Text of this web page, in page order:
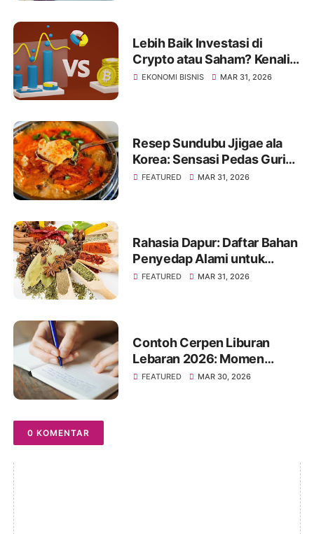
Lebih Baik Investasi di
Crypto atau Saham? Kenali
Jenis Risikonya Juga
EKONOMI BISNIS MAR 31, 2026
Resep Sundubu Jjigae ala
Korea: Sensasi Pedas Gurih
yang Menghangatkan Tubuh
FEATURED MAR 31, 2026
Rahasia Dapur: Daftar Bahan
Penyedap Alami untuk
Masakan Jadi Lebih Enak
FEATURED MAR 31, 2026
Contoh Cerpen Liburan
Lebaran 2026: Momen
Hangat Penuh Kenangan
FEATURED MAR 30, 2026
0 KOMENTAR